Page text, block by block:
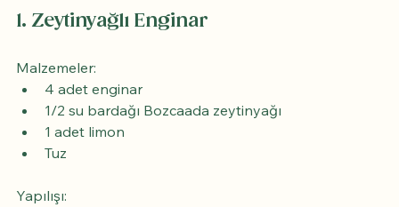
1. Zeytinyağlı Enginar
Malzemeler:
4 adet enginar
1/2 su bardağı Bozcaada zeytinyağı
1 adet limon
Tuz
Yapılışı: